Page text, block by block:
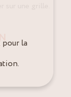
une grille.
pour la